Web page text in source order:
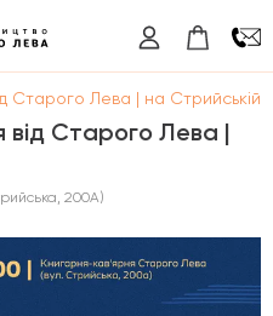
Старого Лева | на Стрийській
від Старого Лева |
200А)